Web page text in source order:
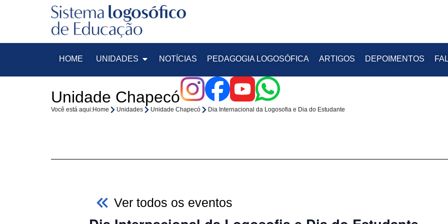
HOME UNIDADES NOTÍCIAS PEDAGOGIA LOGOSÓFICA ARTIGOS DEPOIMENTOS
Unidade Chapecó
Você está aqui:Home Unidades Unidade Chapecó Dia Internacional da Logosofia e Dia do Estudante
Ver todos os eventos